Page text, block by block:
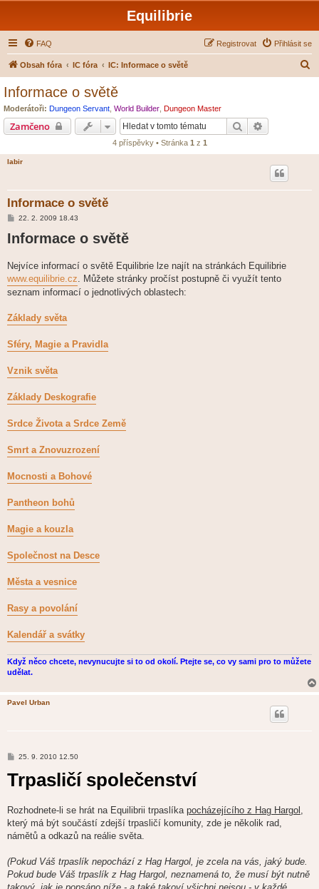
Equilibrie
FAQ Přihlásit se
Registrovat
Obsah fóra IC fóra IC: Informace o světě
Informace o světě
Moderátoři: Dungeon Servant World Builder Dungeon Master
Zamčeno Hledat
4 příspěvky • Stránka 1 z 1
labir
Informace o světě
P
í
s
v
e
k
22. 2. 2009 18.43
Informace o světě
Nejvíce informací o světě Equilibrie lze najít na stránkách Equilibrie
www.equilibrie.cz . Můžete stránky pročíst postupně či využít tento
seznam informací o jednotlivých oblastech:
Základy světa
Sféry, Magie a Pravidla
Vznik světa
Základy Deskografie
Srdce Života a Srdce Země
Smrt a Znovuzrození
Mocnosti a Bohové
Pantheon bohů
Magie a kouzla
Společnost na Desce
Města a vesnice
Rasy a povolání
Kalendář a svátky
Když něco chcete, nevynucujte si to od okolí. Ptejte se, co vy sami pro to můžete
udělat.
Pavel Urban
P
í
v
e
k
25. 9. 2010 12.50
Trpasličí společenství
Rozhodnete-li se hrát na Equilibrii trpaslíka pocházejícího z Hag Hargol
který má být součástí zdejší trpasličí komunity, zde je několik rad,
námětů a odkazů na reálie světa.
(Pokud Váš trpaslík nepochází z Hag Hargol, je zcela na vás, jaký bude.
Pokud bude Váš trpaslík z Hag Hargol, neznamená to, že musí být nutně